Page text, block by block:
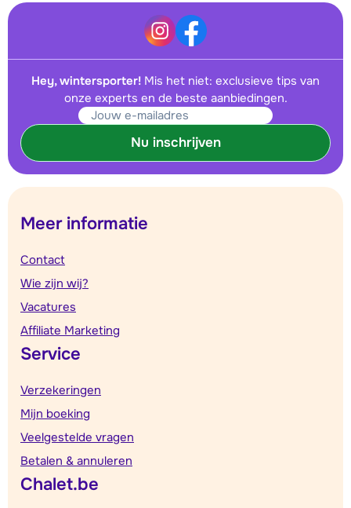
Hey, wintersporter! Mis het niet: exclusieve tips van
onze experts en de beste aanbiedingen.
Nu inschrijven
Meer informatie
Contact
Wie zijn wij?
Vacatures
Affiliate Marketing
Service
Verzekeringen
Mijn boeking
Veelgestelde vragen
Betalen & annuleren
Chalet.be